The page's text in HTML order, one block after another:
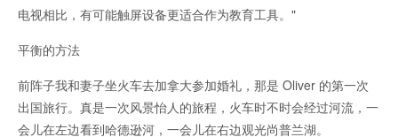
电视相比，有可能触屏设备更适合作为教育工具。"
平衡的方法
前阵子我和妻子坐火车去加拿大参加婚礼，那是 Oliver 的第一次
出国旅行。真是一次风景怡人的旅程，火车时不时会经过河流，一
会儿在左边看到哈德逊河，一会儿在右边观光尚普兰湖。